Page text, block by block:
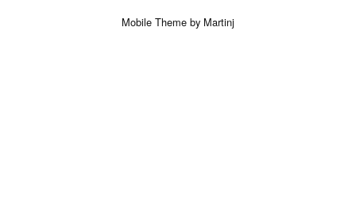
Mobile Theme by Martinj